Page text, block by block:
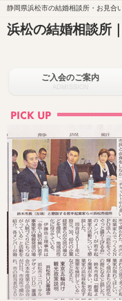
静岡県浜松市の結婚相談所・お見合
浜松の結婚相談所
ご入会のご案内